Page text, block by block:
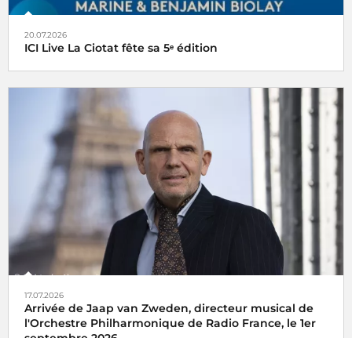
20.07.2026
ICI Live La Ciotat fête sa 5ᵉ édition
17.07.2026
Arrivée de Jaap van Zweden, directeur musical de
l'Orchestre Philharmonique de Radio France, le 1er